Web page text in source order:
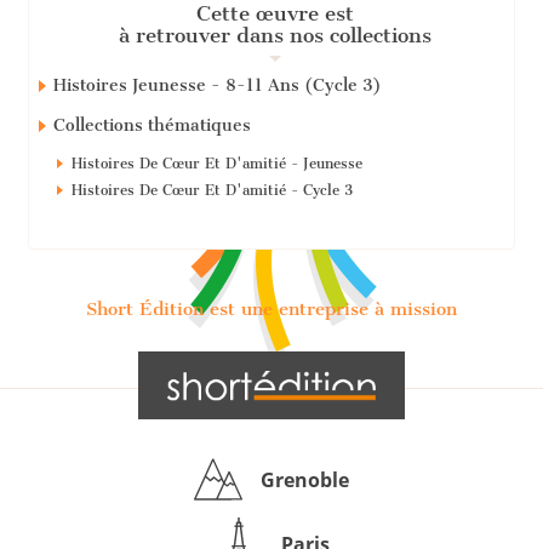
Cette œuvre est
à retrouver dans nos collections
Histoires Jeunesse - 8-11 Ans (Cycle 3)
Collections thématiques
Histoires De Cœur Et D'amitié - Jeunesse
Histoires De Cœur Et D'amitié - Cycle 3
Short Édition est une entreprise à mission
Grenoble